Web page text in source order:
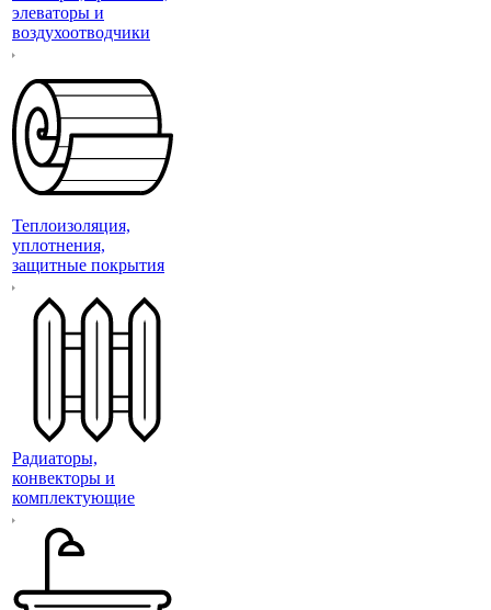
элеваторы и
воздухоотводчики
Теплоизоляция,
уплотнения,
защитные покрытия
Радиаторы,
конвекторы и
комплектующие